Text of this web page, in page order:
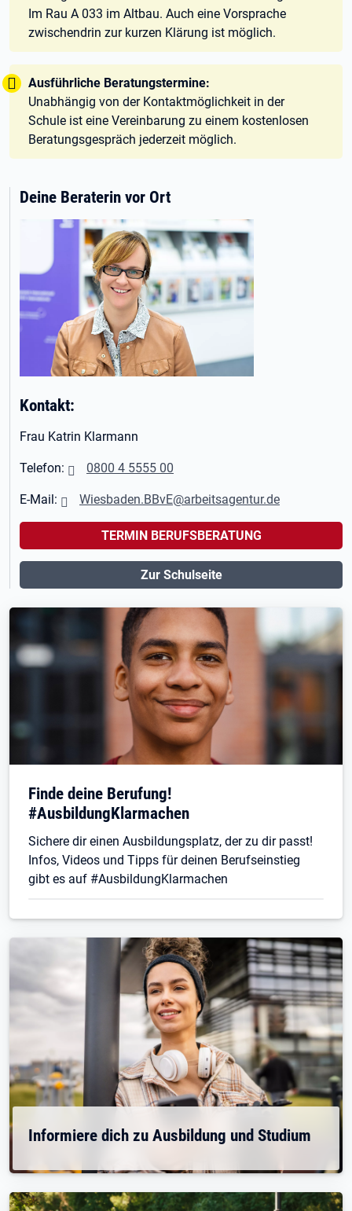
Im Rau A 033 im Altbau. Auch eine Vorsprache
zwischendrin zur kurzen Klärung ist möglich.
Tipp:
Ausführliche Beratungstermine:
Unabhängig von der Kontaktmöglichkeit in der
Schule ist eine Vereinbarung zu einem kostenlosen
Beratungsgespräch jederzeit möglich.
Deine Beraterin vor Ort
Kontakt:
Frau Katrin Klarmann
Telefon: 0800 4 5555 00
E-Mail: Wiesbaden.BBvE@arbeitsagentur.de
TERMIN BERUFSBERATUNG
Zur Schulseite
Finde deine Berufung!
#AusbildungKlarmachen
Sichere dir einen Ausbildungsplatz, der zu dir passt!
Infos, Videos und Tipps für deinen Berufseinstieg
gibt es auf #AusbildungKlarmachen
Informiere dich zu Ausbildung und Studium